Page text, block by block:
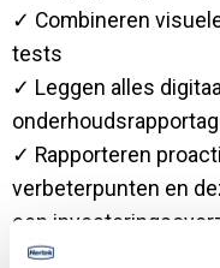
✓ Combineren
tests
✓ Leggen alles
✓ Rapporteren
verbeterpunten en
een